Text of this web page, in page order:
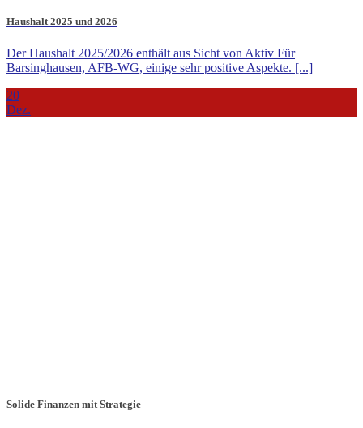
Haushalt 2025 und 2026
Der Haushalt 2025/2026 enthält aus Sicht von Aktiv Für
Barsinghausen, AFB-WG, einige sehr positive Aspekte. [...]
20
Dez.
Solide Finanzen mit Strategie